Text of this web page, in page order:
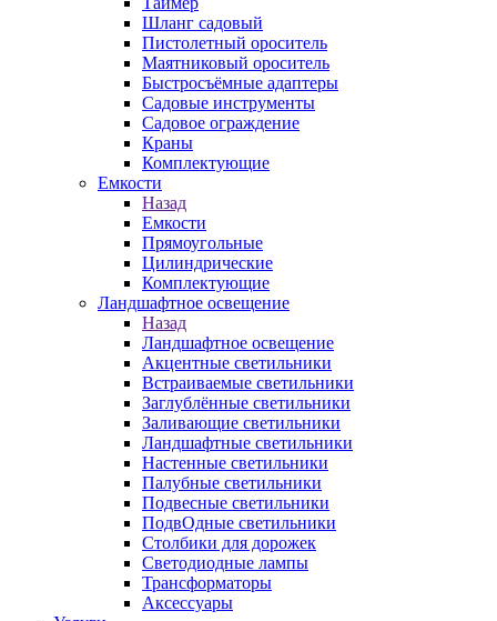
Шланг садовый
Пистолетный ороситель
Маятниковый ороситель
Быстросъёмные адаптеры
Садовые инструменты
Садовое ограждение
Краны
Комплектующие
Емкости
Назад
Емкости
Прямоугольные
Цилиндрические
Комплектующие
Ландшафтное освещение
Назад
Ландшафтное освещение
Акцентные светильники
Встраиваемые светильники
Заглублённые светильники
Заливающие светильники
Ландшафтные светильники
Настенные светильники
Палубные светильники
Подвесные светильники
ПодвОдные светильники
Столбики для дорожек
Светодиодные лампы
Трансформаторы
Аксессуары